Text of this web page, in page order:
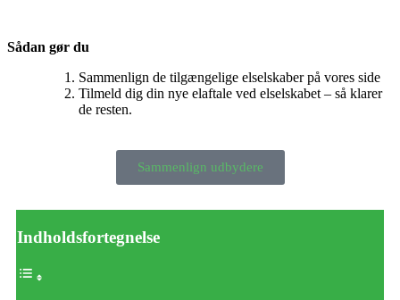
Sådan gør du
Sammenlign de tilgængelige elselskaber på vores side
Tilmeld dig din nye elaftale ved elselskabet – så klarer
de resten.
Sammenlign udbydere
Indholdsfortegnelse